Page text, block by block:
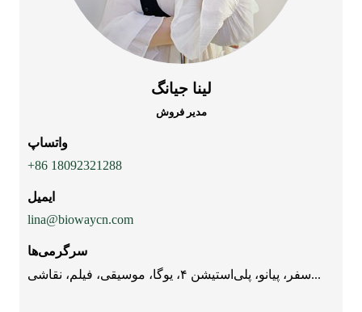
لینا جیانگ
مدیر فروش
واتساپ
‎+86 18092321288‎
ایمیل
lina@biowaycn.com
سرگرمی‌ها
سفر، پیانو، پلی‌استیشن ۴، یوگا، موسیقی، فیلم، نقاشی...